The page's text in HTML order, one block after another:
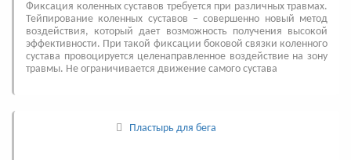
Фиксация коленных суставов требуется при различных травмах.
Тейпирование коленных суставов – совершенно новый метод
воздействия, который дает возможность получения высокой
эффективности. При такой фиксации боковой связки коленного
сустава провоцируется целенаправленное воздействие на зону
травмы. Не ограничивается движение самого сустава
Пластырь для бега